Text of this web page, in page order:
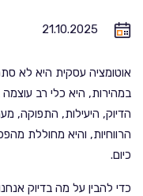
21.10.2025
אוטומציה עסקית היא לא
במהירות, היא כלי רב עוצמה
הדיוק, היעילות, התפוקה,
הרווחיות, והיא מחוללת
כיום.
כדי להבין על מה בדיוק